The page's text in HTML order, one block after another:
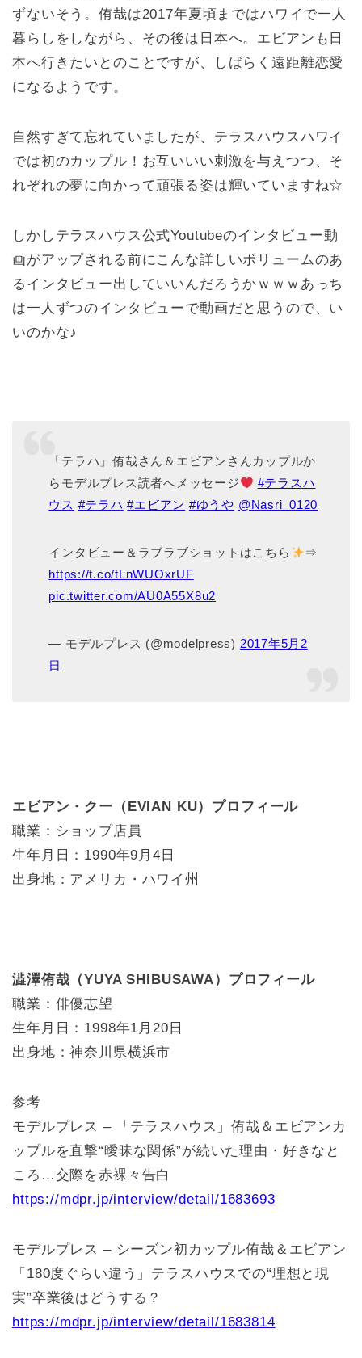
ずないそう。侑哉は2017年夏頃まではハワイで一人
暮らしをしながら、その後は日本へ。エビアンも日
本へ行きたいとのことですが、しばらく遠距離恋愛
になるようです。
自然すぎて忘れていましたが、テラスハウスハワイ
では初のカップル！お互いいい刺激を与えつつ、そ
れぞれの夢に向かって頑張る姿は輝いていますね☆
しかしテラスハウス公式Youtubeのインタビュー動
画がアップされる前にこんな詳しいボリュームのあ
るインタビュー出していいんだろうかｗｗｗあっち
は一人ずつのインタビューで動画だと思うので、い
いのかな♪
「テラハ」侑哉さん＆エビアンさんカップルか
らモデルプレス読者へメッセージ
#テラスハ
ウス #テラハ #エビアン #ゆうや @Nasri_0120
インタビュー＆ラブラブショットはこちら
⇒
https://t.co/tLnWUOxrUF
pic.twitter.com/AU0A55X8u2
— モデルプレス (@modelpress) 2017年5月2
日
エビアン・クー（EVIAN KU）プロフィール
職業：ショップ店員
生年月日：1990年9月4日
出身地：アメリカ・ハワイ州
澁澤侑哉（YUYA SHIBUSAWA）プロフィール
職業：俳優志望
生年月日：1998年1月20日
出身地：神奈川県横浜市
参考
モデルプレス – 「テラスハウス」侑哉＆エビアンカ
ップルを直撃“曖昧な関係”が続いた理由・好きなと
ころ…交際を赤裸々告白
https://mdpr.jp/interview/detail/1683693
モデルプレス – シーズン初カップル侑哉＆エビアン
「180度ぐらい違う」テラスハウスでの“理想と現
実”卒業後はどうする？
https://mdpr.jp/interview/detail/1683814